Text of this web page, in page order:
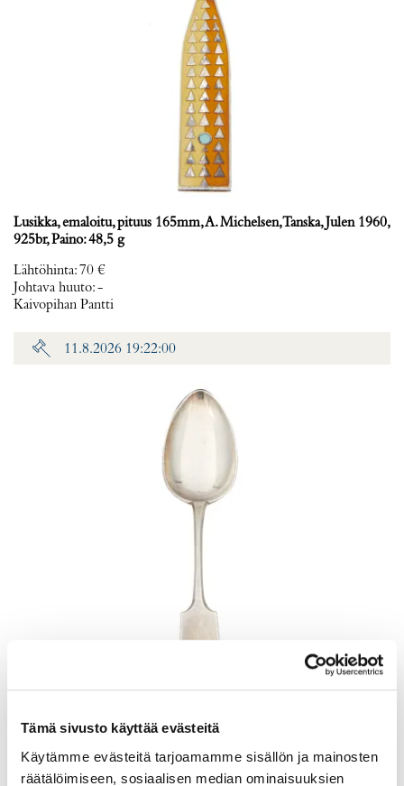
Tämä sivusto käyttää evästeitä
Käytämme evästeitä tarjoamamme sisällön ja mainosten
räätälöimiseen, sosiaalisen median ominaisuuksien
Lusikka, emaloitu, pituus 165mm, A. Michelsen, Tanska, Julen 1960,
925br, Paino: 48,5 g
Lähtöhinta:70 €
Johtava huuto:-
Kaivopihan Pantti
11.8.2026 19:22:00
Otinlusikka, Musla, pituus 205mm, kaiverrettu, 813, Paino: 57,7 g